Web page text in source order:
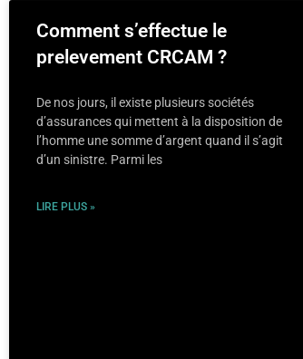
Comment s’effectue le
prelevement CRCAM ?
De nos jours, il existe plusieurs sociétés
d’assurances qui mettent à la disposition de
l’homme une somme d’argent quand il s’agit
d’un sinistre. Parmi les
LIRE PLUS »